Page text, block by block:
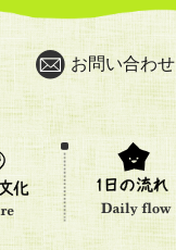
お問い合わせ